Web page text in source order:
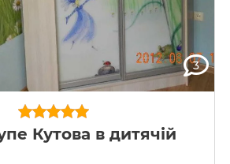
3
Кутова в дитячій